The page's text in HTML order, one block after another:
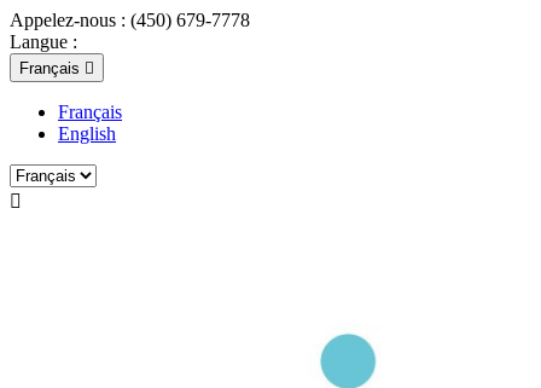
Appelez-nous : (450) 679-7778
Langue :
Français 
Français
English
